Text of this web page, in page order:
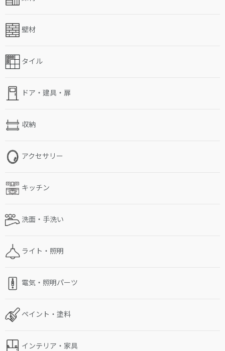
壁材
タイル
ドア・建具・扉
収納
アクセサリー
キッチン
洗面・手洗い
ライト・照明
電気・照明パーツ
ペイント・塗料
インテリア・家具